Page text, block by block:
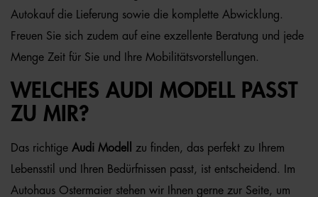
Autokauf die Lieferung sowie die komplette Abwicklung.
Freuen Sie sich zudem auf eine exzellente Beratung und jede
Menge Zeit für Sie und Ihre Mobilitätsvorstellungen.
WELCHES AUDI MODELL PASST
ZU MIR?
Das richtige Audi Modell
zu finden, das perfekt zu Ihrem
Lebensstil und Ihren Bedürfnissen passt, ist entscheidend. Im
Autohaus Ostermaier stehen wir Ihnen gerne zur Seite, um